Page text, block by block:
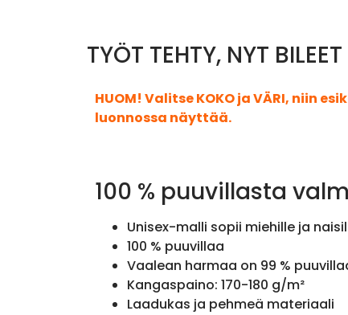
TYÖT TEHTY, NYT
HUOM! Valitse KOKO ja VÄRI, niin
luonnossa näyttää.
100 % puuvillasta
Unisex-malli sopii miehille ja
100 % puuvillaa
Vaalean harmaa on 99 %
Kangaspaino: 170-180 g/m²
Laadukas ja pehmeä materiaali